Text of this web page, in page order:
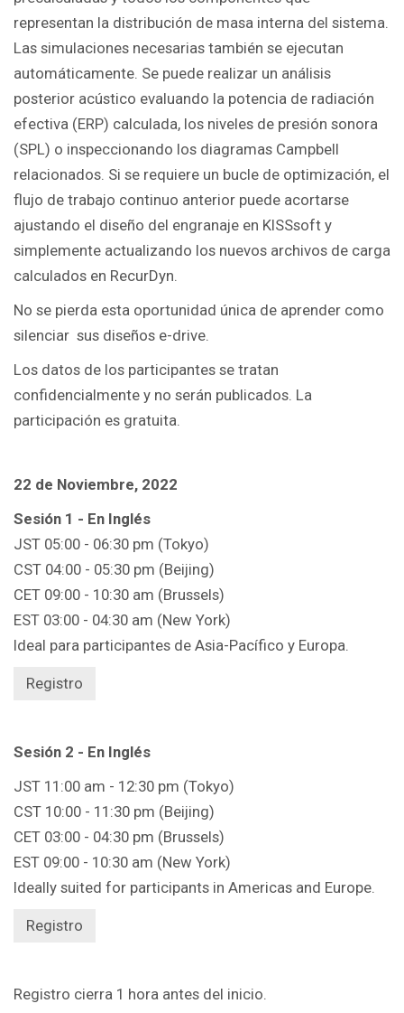
representan la distribución de masa interna del sistema.
Las simulaciones necesarias también se ejecutan
automáticamente. Se puede realizar un análisis
posterior acústico evaluando la potencia de radiación
efectiva (ERP) calculada, los niveles de presión sonora
(SPL) o inspeccionando los diagramas Campbell
relacionados. Si se requiere un bucle de optimización, el
flujo de trabajo continuo anterior puede acortarse
ajustando el diseño del engranaje en KISSsoft y
simplemente actualizando los nuevos archivos de carga
calculados en RecurDyn.
No se pierda esta oportunidad única de aprender como
silenciar sus diseños e-drive.
Los datos de los participantes se tratan
confidencialmente y no serán publicados. La
participación es gratuita.
22 de Noviembre, 2022
Sesión 1 - En Inglés
JST 05:00 - 06:30 pm (Tokyo)
CST 04:00 - 05:30 pm (Beijing)
CET 09:00 - 10:30 am (Brussels)
EST 03:00 - 04:30 am (New York)
Ideal para participantes de Asia-Pacífico y Europa.
Registro
Sesión 2 - En Inglés
JST 11:00 am - 12:30 pm (Tokyo)
CST 10:00 - 11:30 pm (Beijing)
CET 03:00 - 04:30 pm (Brussels)
EST 09:00 - 10:30 am (New York)
Ideally suited for participants in Americas and Europe.
Registro
Registro cierra 1 hora antes del inicio.